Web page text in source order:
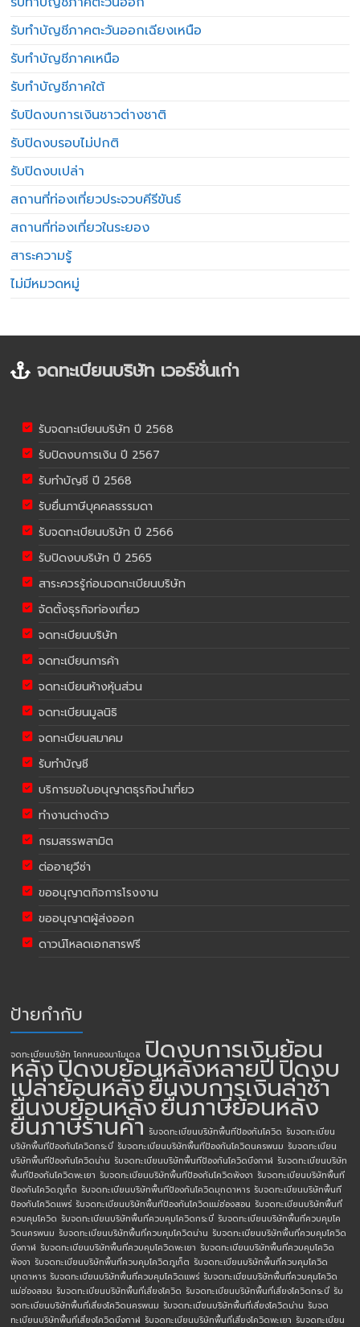
รับทำบัญชีภาคตะวันออกเฉียงเหนือ
รับทำบัญชีภาคเหนือ
รับทำบัญชีภาคใต้
รับปิดงบการเงินชาวต่างชาติ
รับปิดงบรอบไม่ปกติ
รับปิดงบเปล่า
สถานที่ท่องเที่ยวประจวบคีรีขันธ์
สถานที่ท่องเที่ยวในระยอง
สาระความรู้
ไม่มีหมวดหมู่
จดทะเบียนบริษัท เวอร์ชั่นเก่า
รับจดทะเบียนบริษัท ปี 2568
รับปิดงบการเงิน ปี 2567
รับทำบัญชี ปี 2568
รับยื่นภาษีบุคคลธรรมดา
รับจดทะเบียนบริษัท ปี 2566
รับปิดงบบริษัท ปี 2565
สาระควรรู้ก่อนจดทะเบียนบริษัท
จัดตั้งธุรกิจท่องเที่ยว
จดทะเบียนบริษัท
จดทะเบียนการค้า
จดทะเบียนห้างหุ้นส่วน
จดทะเบียนมูลนิธิ
จดทะเบียนสมาคม
รับทำบัญชี
บริการขอใบอนุญาตธุรกิจนำเที่ยว
ทำงานต่างด้าว
กรมสรรพสามิต
ต่ออายุวีซ่า
ขออนุญาตกิจการโรงงาน
ขออนุญาตผู้ส่งออก
ดาวน์โหลดเอกสารฟรี
ป้ายกำกับ
จดทะเบียนบริษัท โคกหนองนาโมเดล ปิดงบการเงินย้อน
หลังปิดงบย้อนหลังหลายปีปิดงบ
เปล่าย้อนหลังยื่นงบการเงินล่าช้า
ยื่นงบย้อนหลังยื่นภาษีย้อนหลัง
ยื่นภาษีร้านค้า รับจดทะเบียนบริษัทพื้นทีป้องกันโควิด รับจดทะเบียน
บริษัทพื้นทีป้องกันโควิดกระบี่ รับจดทะเบียนบริษัทพื้นทีป้องกันโควิดนครพนม รับจดทะเบียน
บริษัทพื้นทีป้องกันโควิดน่าน รับจดทะเบียนบริษัทพื้นทีป้องกันโควิดบึงกาฬ รับจดทะเบียนบริษัท
พื้นทีป้องกันโควิดพะเยา รับจดทะเบียนบริษัทพื้นทีป้องกันโควิดพังงา รับจดทะเบียนบริษัทพื้นที
ป้องกันโควิดภูเก็ต รับจดทะเบียนบริษัทพื้นทีป้องกันโควิดมุกดาหาร รับจดทะเบียนบริษัทพื้นที
ป้องกันโควิดแพร่ รับจดทะเบียนบริษัทพื้นทีป้องกันโควิดแม่ฮ่องสอน รับจดทะเบียนบริษัทพื้นที่
ควบคุมโควิด รับจดทะเบียนบริษัทพื้นที่ควบคุมโควิดกระบี่ รับจดทะเบียนบริษัทพื้นที่ควบคุมโค
วิดนครพนม รับจดทะเบียนบริษัทพื้นที่ควบคุมโควิดน่าน รับจดทะเบียนบริษัทพื้นที่ควบคุมโควิด
บึงกาฬ รับจดทะเบียนบริษัทพื้นที่ควบคุมโควิดพะเยา รับจดทะเบียนบริษัทพื้นที่ควบคุมโควิด
พังงา รับจดทะเบียนบริษัทพื้นที่ควบคุมโควิดภูเก็ต รับจดทะเบียนบริษัทพื้นที่ควบคุมโควิด
มุกดาหาร รับจดทะเบียนบริษัทพื้นที่ควบคุมโควิดแพร่ รับจดทะเบียนบริษัทพื้นที่ควบคุมโควิด
แม่ฮ่องสอน รับจดทะเบียนบริษัทพื้นที่เสี่ยงโควิด รับจดทะเบียนบริษัทพื้นที่เสี่ยงโควิดกระบี่ รับ
จดทะเบียนบริษัทพื้นที่เสี่ยงโควิดนครพนม รับจดทะเบียนบริษัทพื้นที่เสี่ยงโควิดน่าน รับจด
ทะเบียนบริษัทพื้นที่เสี่ยงโควิดบึงกาฬ รับจดทะเบียนบริษัทพื้นที่เสี่ยงโควิดพะเยา รับจดทะเบียน